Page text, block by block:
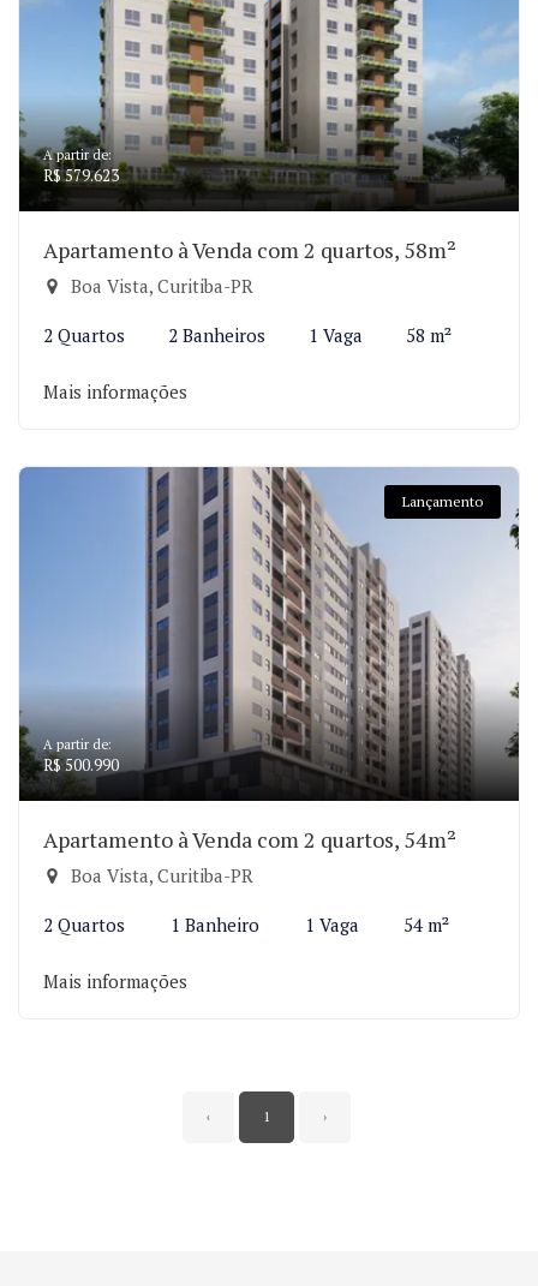
A partir de:
R$ 579.623
Apartamento à Venda com 2 quartos, 58m²
Boa Vista, Curitiba-PR
2 Quartos 2 Banheiros 1 Vaga 58 m²
Mais informações
Lançamento
A partir de:
R$ 500.990
Apartamento à Venda com 2 quartos, 54m²
Boa Vista, Curitiba-PR
2 Quartos 1 Banheiro 1 Vaga 54 m²
Mais informações
‹ 1 ›